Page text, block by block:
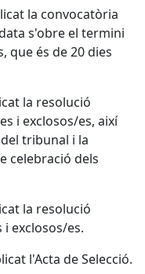
la convocatòria
s'obre el termini
que és de 20 dies
la resolució
i exclosos/es, així
tribunal i la
celebració dels
la resolució
exclosos/es.
l'Acta de Selecció.